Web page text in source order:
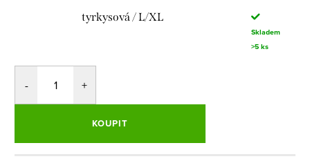
tyrkysová / L/XL
Skladem
>5 ks
KOUPIT